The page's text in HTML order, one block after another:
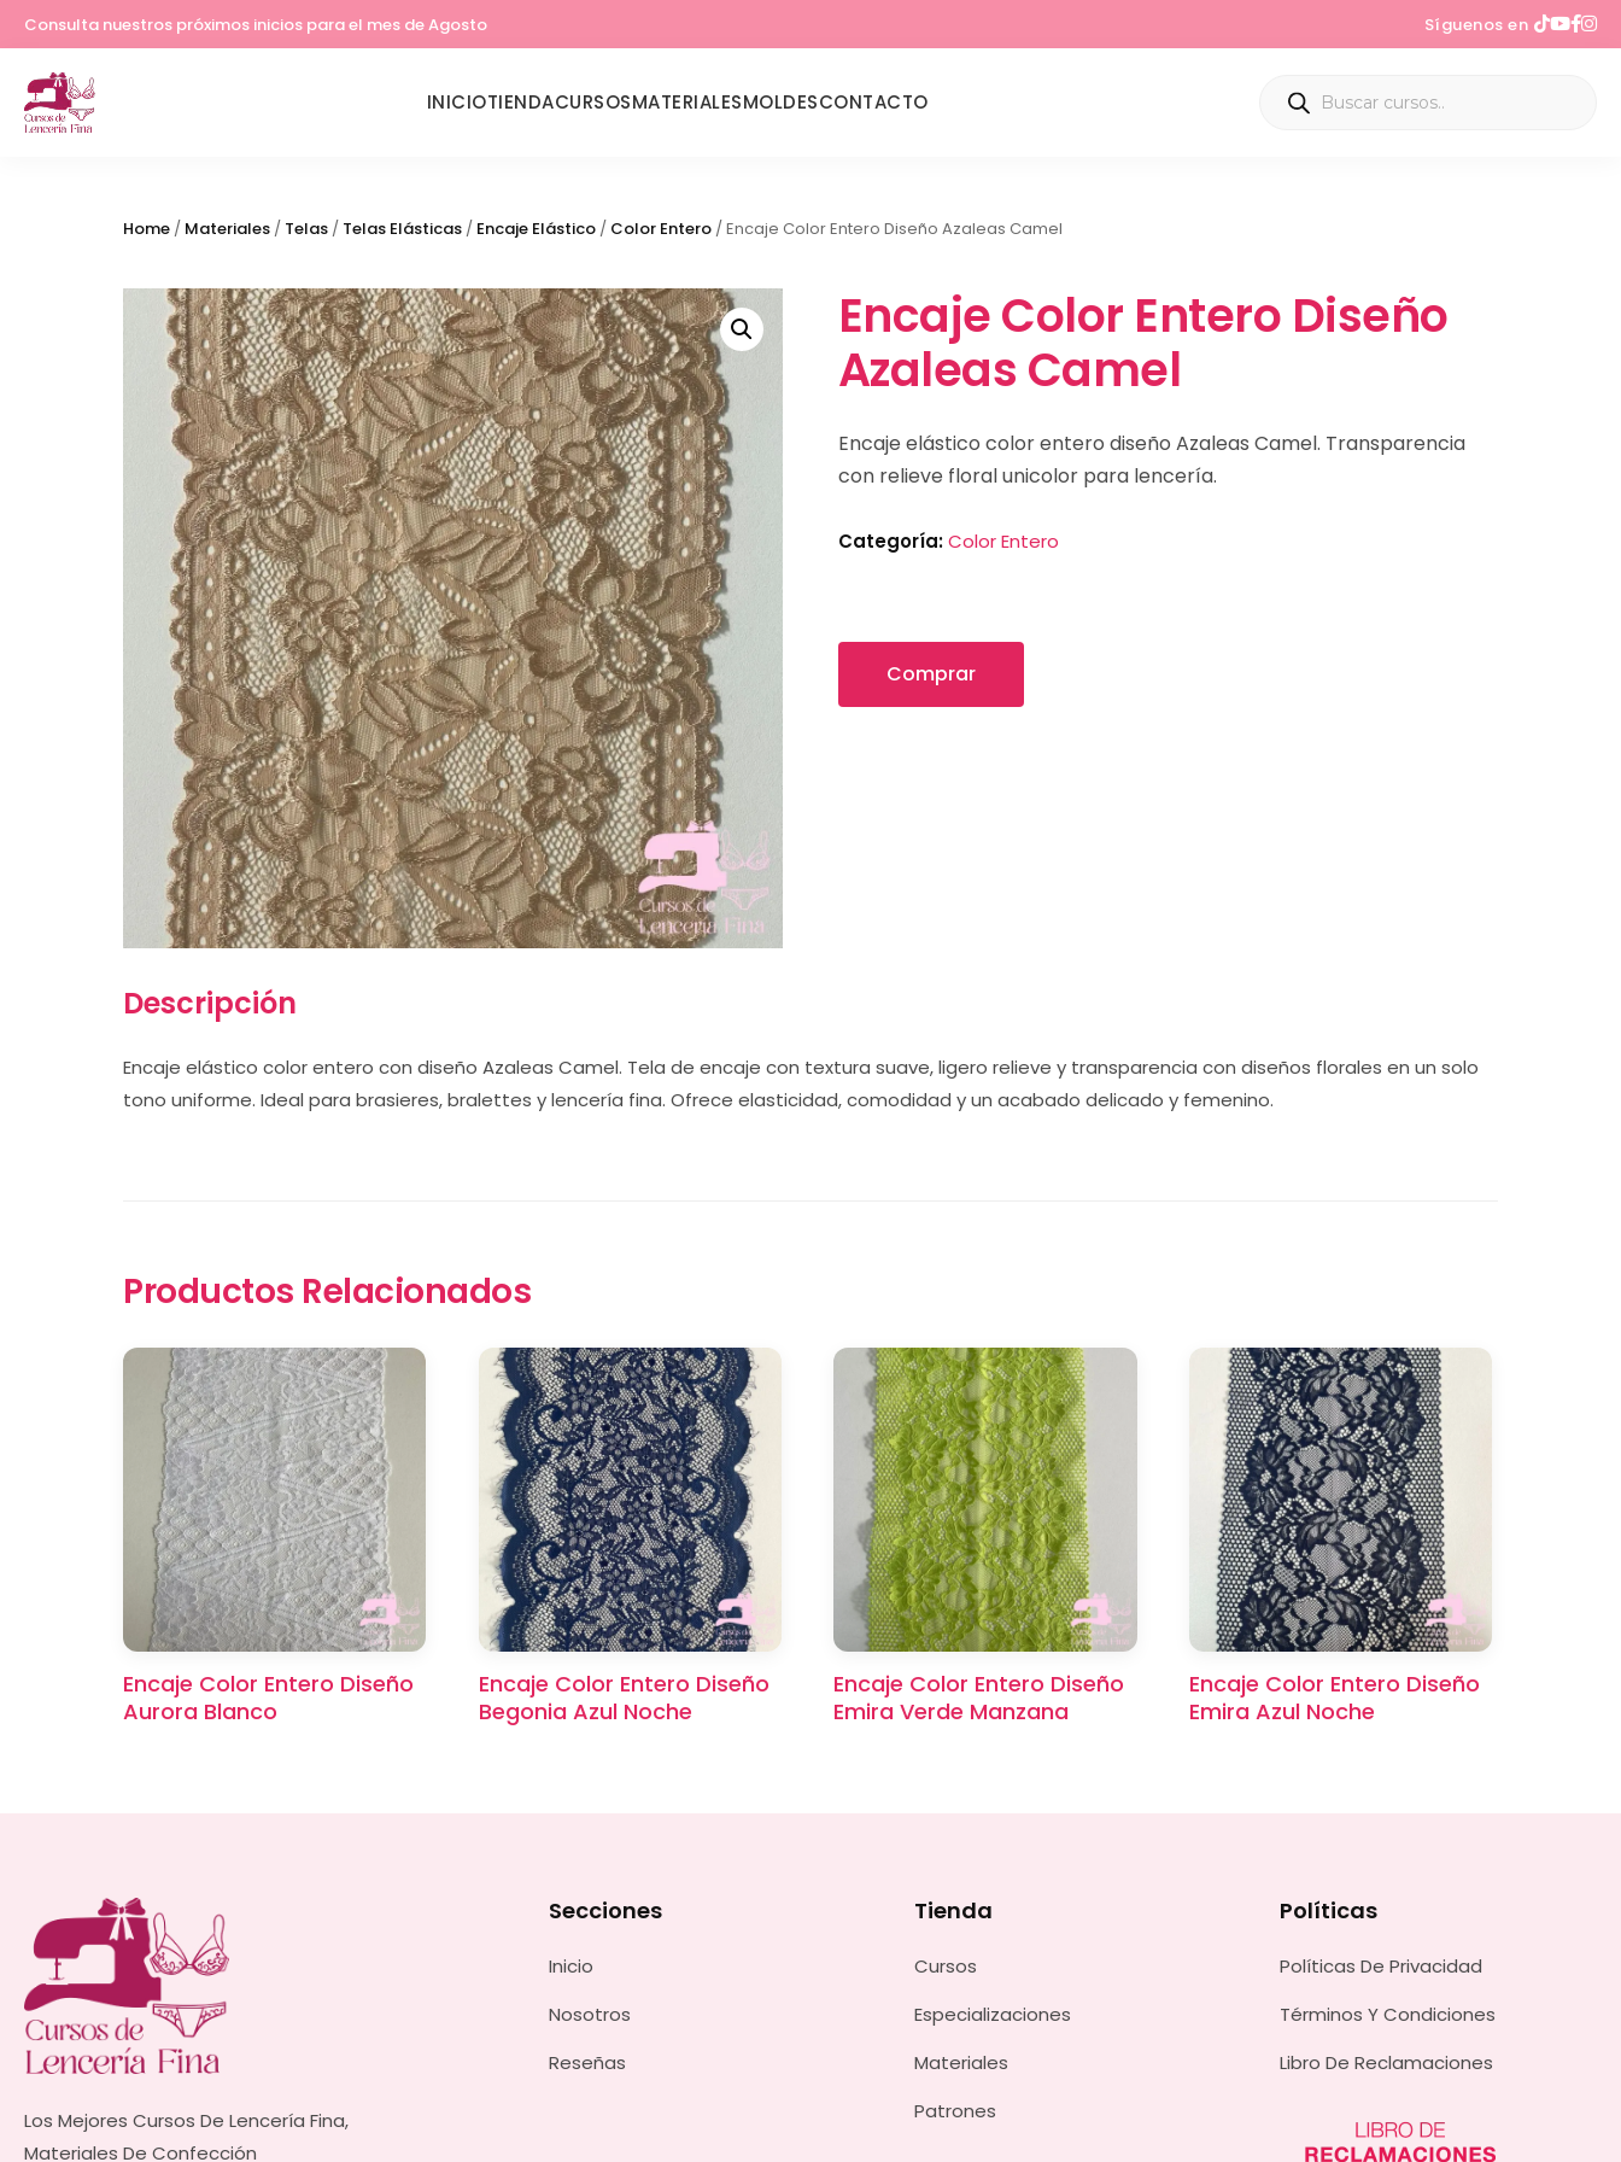
Lleva tu costura a otro nivel Síguenos en
INICIOTIENDACURSOSMATERIALESMOLDESCONTACTO
Home / Materiales / Telas / Telas Elásticas / Encaje Elástico / Color Entero / Encaje Color Entero Diseño Azaleas Camel
Encaje Color Entero Diseño
Azaleas Camel
Encaje elástico color entero diseño Azaleas Camel. Transparencia
con relieve floral unicolor para lencería.
Categoría:Color Entero
Comprar
Descripción
Encaje elástico color entero con diseño Azaleas Camel. Tela de encaje con textura suave, ligero relieve y transparencia con diseños florales en un solo
tono uniforme. Ideal para brasieres, bralettes y lencería fina. Ofrece elasticidad, comodidad y un acabado delicado y femenino.
Productos Relacionados
Encaje Color Entero Diseño
Aurora Blanco
Encaje Color Entero Diseño
Begonia Azul Noche
Encaje Color Entero Diseño
Emira Verde Manzana
Encaje Color Entero Diseño
Emira Azul Noche
Los Mejores Cursos De Lencería Fina,
Materiales De Confección
Secciones
Inicio
Nosotros
Reseñas
Tienda
Cursos
Especializaciones
Materiales
Patrones
Políticas
Políticas De Privacidad
Términos Y Condiciones
Libro De Reclamaciones